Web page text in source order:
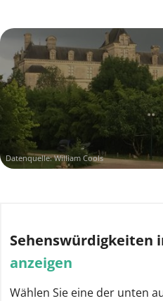
Datenquelle: William Cools
Sehenswürdigkeiten
anzeigen
Wählen Sie eine der unten